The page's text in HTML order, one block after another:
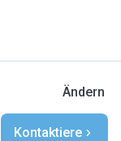
Ändern
Kontaktiere